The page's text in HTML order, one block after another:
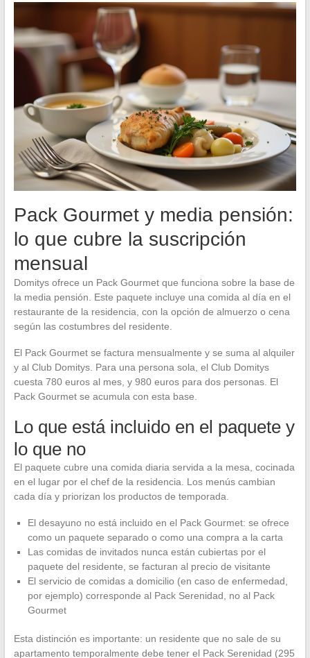
Pack Gourmet y media pensión:
lo que cubre la suscripción
mensual
Domitys ofrece un Pack Gourmet que funciona sobre la base de
la media pensión. Este paquete incluye una comida al día en el
restaurante de la residencia, con la opción de almuerzo o cena
según las costumbres del residente.
El Pack Gourmet se factura mensualmente y se suma al alquiler
y al Club Domitys. Para una persona sola, el Club Domitys
cuesta 780 euros al mes, y 980 euros para dos personas. El
Pack Gourmet se acumula con esta base.
Lo que está incluido en el paquete y
lo que no
El paquete cubre una comida diaria servida a la mesa, cocinada
en el lugar por el chef de la residencia. Los menús cambian
cada día y priorizan los productos de temporada.
El desayuno no está incluido en el Pack Gourmet: se ofrece
como un paquete separado o como una compra a la carta
Las comidas de invitados nunca están cubiertas por el
paquete del residente, se facturan al precio de visitante
El servicio de comidas a domicilio (en caso de enfermedad,
por ejemplo) corresponde al Pack Serenidad, no al Pack
Gourmet
Esta distinción es importante: un residente que no sale de su
apartamento temporalmente debe tener el Pack Serenidad (295